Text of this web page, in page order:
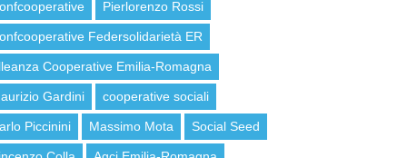
Pierlorenzo Rossi
Federsolidarietà ER
Cooperative Emilia-Romagna
Gardini cooperative sociali
Piccinini Massimo Mota Social Seed